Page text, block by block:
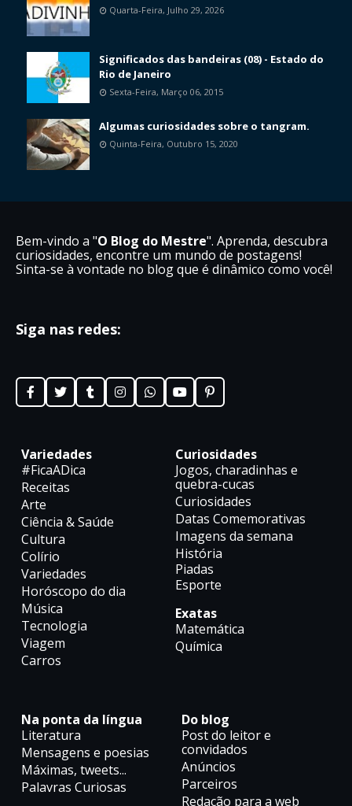
Quarta-Feira, Julho 29, 2026
Significados das bandeiras (08) - Estado do
Rio de Janeiro
Sexta-Feira, Março 06, 2015
Algumas curiosidades sobre o tangram.
Quinta-Feira, Outubro 15, 2020
Bem-vindo a "O Blog do Mestre". Aprenda, descubra
curiosidades, encontre um mundo de postagens!
Sinta-se à vontade no blog que é dinâmico como você!
Siga nas redes:
Variedades
#FicaADica
Receitas
Arte
Ciência & Saúde
Cultura
Colírio
Variedades
Horóscopo do dia
Música
Tecnologia
Viagem
Carros
Curiosidades
Jogos, charadinhas e
quebra-cucas
Curiosidades
Datas Comemorativas
Imagens da semana
História
Piadas
Esporte
Exatas
Matemática
Química
Na ponta da língua
Literatura
Mensagens e poesias
Máximas, tweets...
Palavras Curiosas
Do blog
Post do leitor e
convidados
Anúncios
Parceiros
Redação para a web